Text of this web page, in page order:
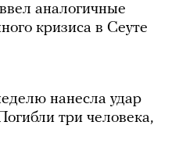
аналогичные
кризиса в Сеуте
нанесла удар
три человека,